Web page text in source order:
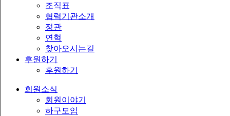
조직표
협력기관소개
정관
연혁
찾아오시는길
후원하기
후원하기
회원소식
회원이야기
하구모임